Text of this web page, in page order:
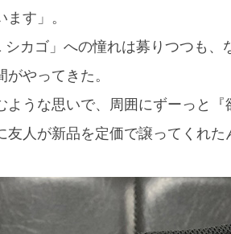
す」。
シカゴ」への憧れは募りつつも
がやってきた。
ような思いで、周囲にずーっと
友人が新品を定価で譲ってくれ